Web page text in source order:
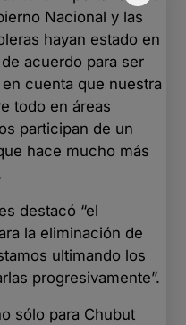
Nacional y las
hayan estado en
acuerdo para ser
cuenta que nuestra
todo en áreas
participan de un
hace mucho más
destacó “el
la eliminación de
ultimando los
progresivamente”.
sólo para Chubut